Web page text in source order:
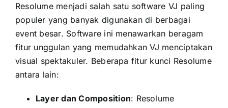
Resolume menjadi salah satu software VJ paling
populer yang banyak digunakan di berbagai
event besar. Software ini menawarkan beragam
fitur unggulan yang memudahkan VJ menciptakan
visual spektakuler. Beberapa fitur kunci Resolume
antara lain:
Layer dan Composition: Resolume